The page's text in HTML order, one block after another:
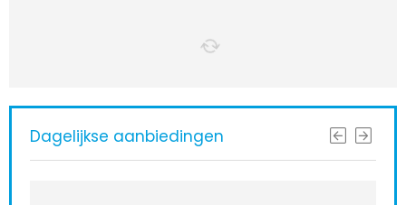
Dagelijkse aanbiedingen